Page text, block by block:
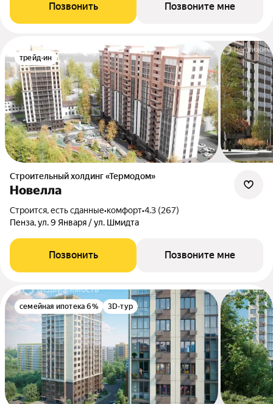
Позвонить Позвоните мне
трейд-ин
Строительный холдинг «Термодом»
Новелла
Строится, есть сданные•комфорт•4.3 (267)
Пенза, ул. 9 Января / ул. Шмидта
Позвонить Позвоните мне
семейная ипотека 6% 3D-тур